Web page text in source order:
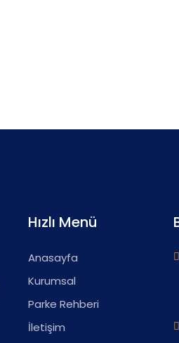
Hızlı Menü
Anasayfa
Kurumsal
Parke Rehberi
İletişim